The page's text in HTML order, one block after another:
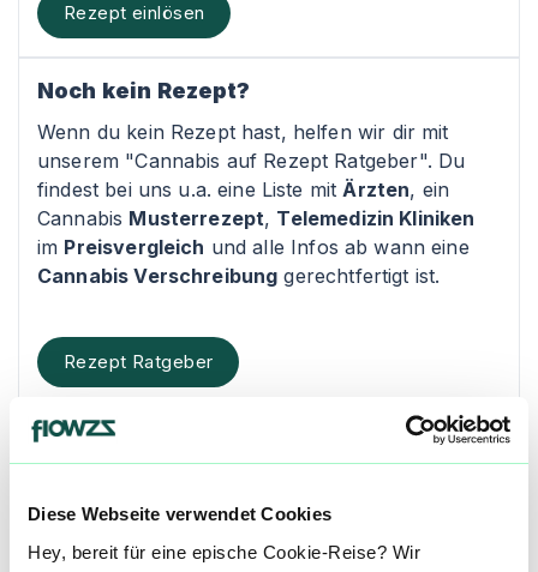
Diese Webseite verwendet Cookies
Hey, bereit für eine epische Cookie-Reise? Wir
Rezept einlösen
Noch kein Rezept?
Wenn du kein Rezept hast, helfen wir dir mit
unserem "Cannabis auf Rezept Ratgeber". Du
findest bei uns u.a. eine Liste mitÄrzten, ein
Cannabis Musterrezept, Telemedizin Kliniken
im Preisvergleich und alle Infos ab wann eine
Cannabis Verschreibung gerechtfertigt ist.
Rezept Ratgeber
Kontakt